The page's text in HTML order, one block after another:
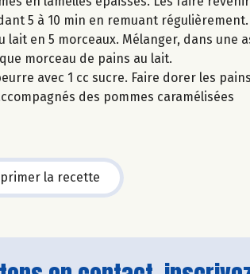
5 à 10 min en remuant régulièrement.
lait en 5 morceaux. Mélanger, dans
morceau de pains au lait.
avec 1 cc sucre. Faire dorer les
des pommes caramélisées
la recette